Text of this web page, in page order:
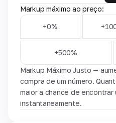
Markup máximo ao preço:
+0%
+500%
Markup Máximo Justo —
compra de um número.
maior a chance de encontrar
instantaneamente.